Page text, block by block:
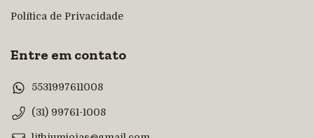
Política de Privacidade
Entre em contato
5531997611008
(31) 99761-1008